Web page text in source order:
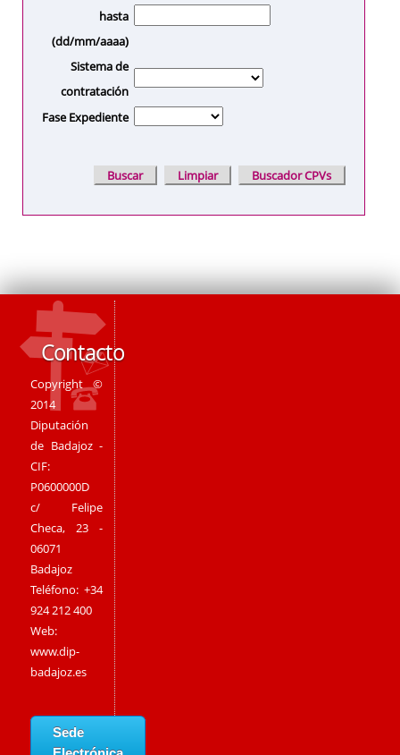
hasta
(dd/mm/aaaa)
Sistema de
contratación
Fase Expediente
Contacto
Copyright ©
2014
Diputación
de Badajoz -
CIF:
P0600000D
c/ Felipe
Checa, 23 -
06071
Badajoz
Teléfono: +34
924 212 400
Web:
www.dip-
badajoz.es
Sede